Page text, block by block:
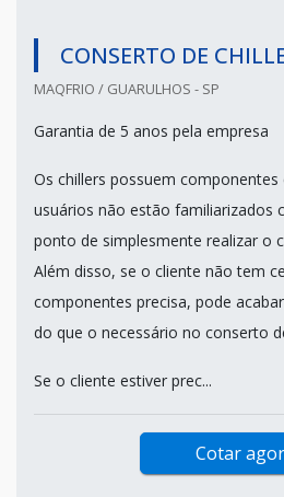
CONSERTO DE
MAQFRIO / GUARULHOS - SP
Garantia de 5 anos pela empresa
Os chillers possuem
usuários não estão familiarizados
ponto de simplesmente realizar o
Além disso, se o cliente não tem
componentes precisa, pode
do que o necessário no conserto
Se o cliente estiver prec...
Cotar